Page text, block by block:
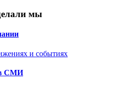
мы
и событиях
СМИ